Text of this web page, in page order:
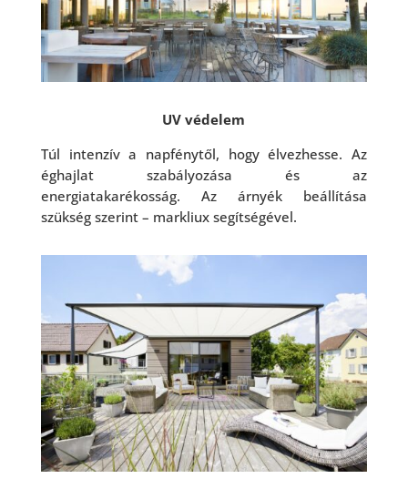
UV védelem
Túl intenzív a napfénytől, hogy élvezhesse. Az
éghajlat szabályozása és az
energiatakarékosság.
Az árnyék beállítása
szükség szerint – markliux segítségével.